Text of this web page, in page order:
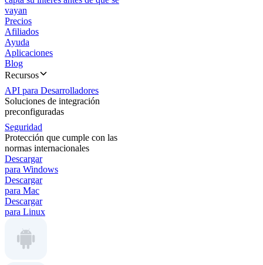
vayan
Precios
Afiliados
Ayuda
Aplicaciones
Blog
Recursos
API para Desarrolladores
Soluciones de integración
preconfiguradas
Seguridad
Protección que cumple con las
normas internacionales
Descargar
para Windows
Descargar
para Mac
Descargar
para Linux